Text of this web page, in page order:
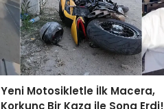
Yeni Motosikletle İlk Macera,
Korkunç Bir Kaza ile Sona Erdi!